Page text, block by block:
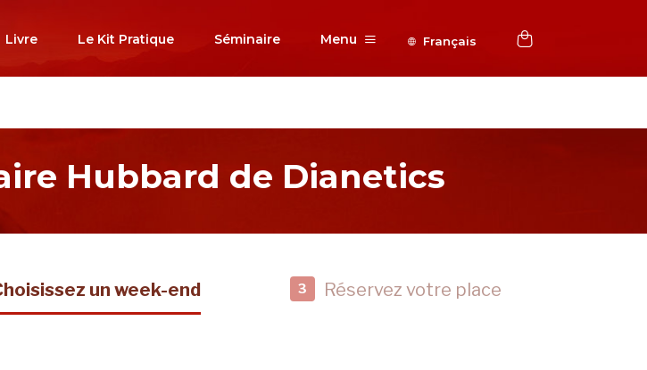
Livre Le Kit Pratique Séminaire Menu Français
Hubbard de Dianetics
un week-end 3 Réservez votre place